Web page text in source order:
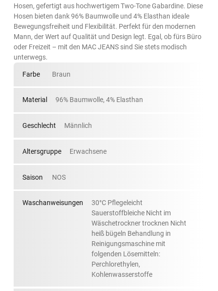
Hosen, gefertigt aus hochwertigem Two-Tone Gabardine. Diese
Hosen bieten dank 96% Baumwolle und 4% Elasthan ideale
Bewegungsfreiheit und Flexibilität. Perfekt für den modernen
Mann, der Wert auf Qualität und Design legt. Egal, ob fürs Büro
oder Freizeit – mit den MAC JEANS sind Sie stets modisch
unterwegs.
Farbe Braun
Material 96% Baumwolle, 4% Elasthan
Geschlecht Männlich
Altersgruppe Erwachsene
Saison NOS
Waschanweisungen
30°C Pflegeleicht
Sauerstoffbleiche Nicht im
Wäschetrockner trocknen Nicht
heiß bügeln Behandlung in
Reinigungsmaschine mit
folgenden Lösemitteln:
Perchlorethylen,
Kohlenwasserstoffe